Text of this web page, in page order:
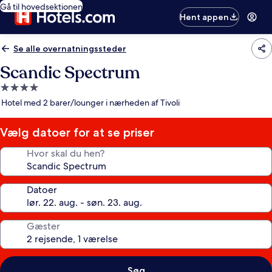
Gå til hovedsektionen
Hent appen
Se alle overnatningssteder
Scandic Spectrum
4.0-
stjernet
Hotel med 2 barer/lounger i nærheden af Tivoli
Vælg datoer for at se priser
Hvor skal du hen?
Datoer
Gæster